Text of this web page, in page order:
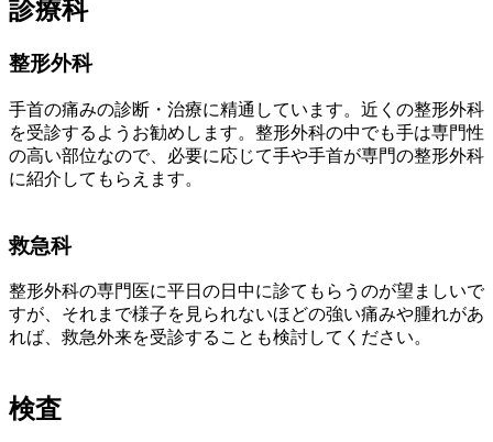
診療科
整形外科
手首の痛みの診断・治療に精通しています。近くの整形外科
を受診するようお勧めします。整形外科の中でも手は専門性
の高い部位なので、必要に応じて手や手首が専門の整形外科
に紹介してもらえます。
救急科
整形外科の専門医に平日の日中に診てもらうのが望ましいで
すが、それまで様子を見られないほどの強い痛みや腫れがあ
れば、救急外来を受診することも検討してください。
検査